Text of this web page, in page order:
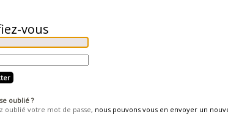
oublié ?
oublié votre mot de passe, nous pouvons vous en envoyer un